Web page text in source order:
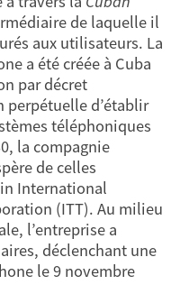
de laquelle il
aux utilisateurs. La
a été créée à Cuba
par décret
perpétuelle d’établir
téléphoniques
la compagnie
de celles
International
(ITT). Au milieu
l’entreprise a
déclenchant une
le 9 novembre